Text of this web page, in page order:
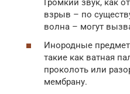
Громкий звук, как
взрыв – по
волна – могут
Инородные
такие как ватная
проколоть или
мембрану.